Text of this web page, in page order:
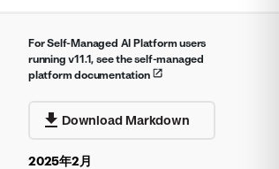
For Self-Managed AI Platform users
running v11.1, see the self-managed
platform documentation
Download Markdown
2025年2月